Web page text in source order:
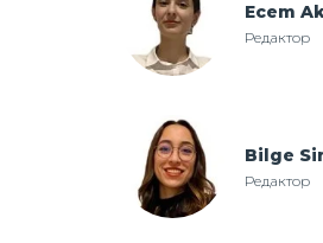
Ecem
Редактор
Bilge
Редактор